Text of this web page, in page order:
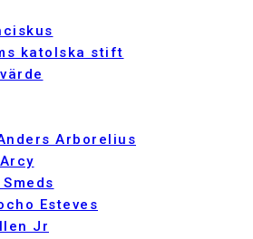
katolska stift
Arborelius
Esteves
Jr